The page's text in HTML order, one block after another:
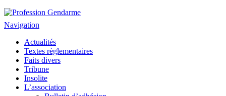
Profession Gendarme
Le journal des gendarmes
Navigation
Actualités
Textes règlementaires
Faits divers
Tribune
Insolite
L’association